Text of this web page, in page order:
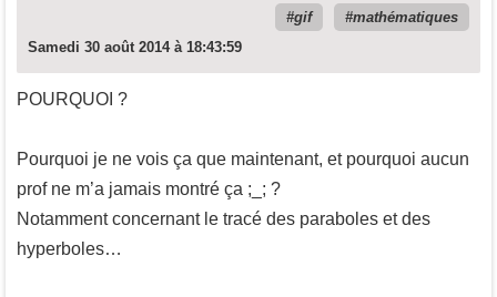
gif
mathématiques
Samedi 30 août 2014 à 18:43:59
POURQUOI ?
Pourquoi je ne vois ça que maintenant, et pourquoi aucun
prof ne m’a jamais montré ça ;_; ?
Notamment concernant le tracé des paraboles et des
hyperboles…